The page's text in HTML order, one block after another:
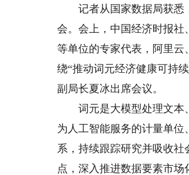
记者从国家数据局获悉，
会。会上，中国经济时报
等单位的专家代表，阿里云
绕“推动词元经济健康可持
副局长夏冰出席会议。
词元是大模型处理文本、
为人工智能服务的计量单
系，持续跟踪研究并吸收
点，深入推进数据要素市场